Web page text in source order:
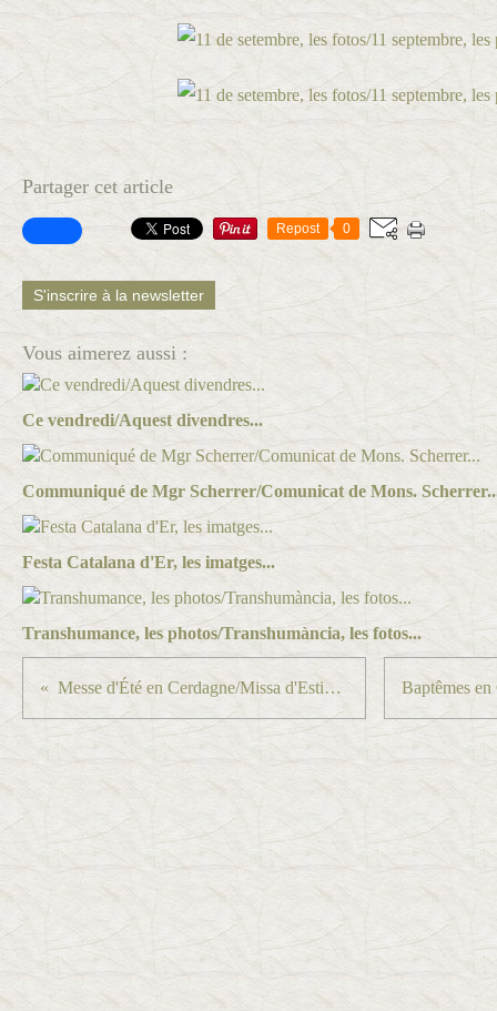
Partager cet article
Repost 0
S'inscrire à la newsletter
Vous aimerez aussi :
Ce vendredi/Aquest divendres...
Communiqué de Mgr Scherrer/Comunicat de Mons.
Festa Catalana d'Er, les imatges...
Transhumance, les photos/Transhumància, les fotos...
Messe d'Été en Cerdagne/Missa d'Estiu a la Cerdanya...